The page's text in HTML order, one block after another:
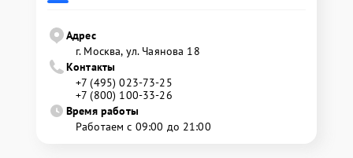
Адрес
г. Москва, ул. Чаянова 18
Контакты
+7 (495) 023-73-25
+7 (800) 100-33-26
Время работы
Работаем с 09:00 до 21:00